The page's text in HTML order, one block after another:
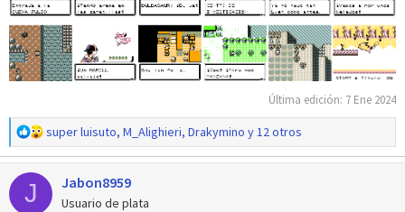
Última edición: 7 Ene 2024
R
e
a
c
c
super luisuto, M_Alighieri, Drakymino y 12 otros
J Jabon8959
Usuario de plata